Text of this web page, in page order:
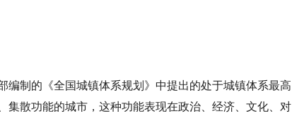
编制的《全国城镇体系规划》中提出的处于城镇体系最高
散功能的城市，这种功能表现在政治、经济、文化、对